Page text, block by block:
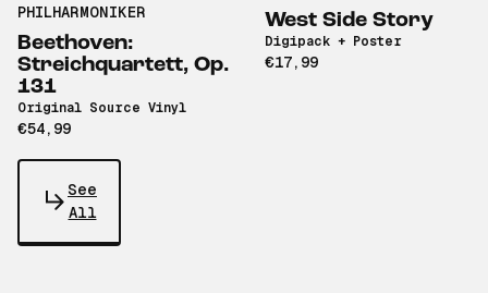
PHILHARMONIKER
Beethoven:
Streichquartett, Op.
131
Original Source Vinyl
€54,99
West Side Story
Digipack + Poster
€17,99
See
All